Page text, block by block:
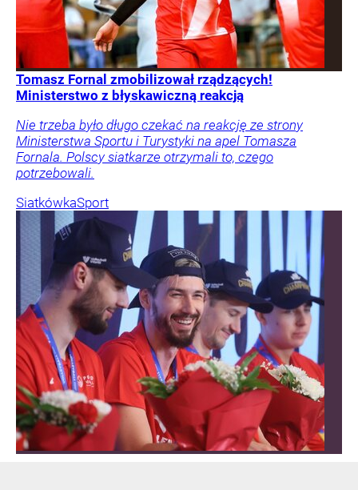
Tomasz Fornal zmobilizował rządzących!
Ministerstwo z błyskawiczną reakcją
Nie trzeba było długo czekać na reakcję ze strony
Ministerstwa Sportu i Turystyki na apel Tomasza
Fornala. Polscy siatkarze otrzymali to, czego
potrzebowali.
SiatkówkaSport